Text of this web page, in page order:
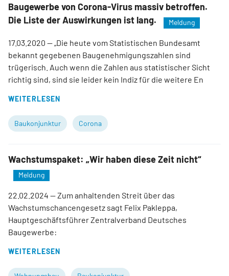
Baugewerbe von Corona-Virus massiv betroffen.
Die Liste der Auswirkungen ist lang.
Meldung
17.03.2020 — „Die heute vom Statistischen Bundesamt
bekannt gegebenen Baugenehmigungszahlen sind
trügerisch. Auch wenn die Zahlen aus statistischer Sicht
richtig sind, sind sie leider kein Indiz für die weitere En
WEITERLESEN
Baukonjunktur Corona
Wachstumspaket: „Wir haben diese Zeit nicht“
Meldung
22.02.2024 — Zum anhaltenden Streit über das
Wachstumschancengesetz sagt Felix Pakleppa,
Hauptgeschäftsführer Zentralverband Deutsches
Baugewerbe:
WEITERLESEN